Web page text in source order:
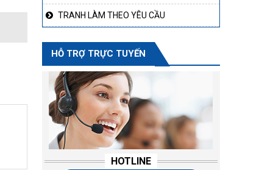
TRANH LÀM THEO YÊU CẦU
HỖ TRỢ TRỰC TUYẾN
HOTLINE